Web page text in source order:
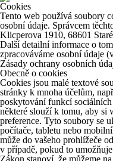
Cookies
Tento web používá soubory
osobní údaje. Správcem
Klicperova 1910, 68601
Další detailní informace o
zpracováváme osobní údaje
Zásady ochrany osobních
Obecně o cookies
Cookies jsou malé textové
stránky k mnoha účelům,
poskytování funkcí
některé slouží k tomu, aby si
preference. Tyto soubory se
počítače, tabletu nebo
může do vašeho prohlížeče
v případě, pokud to
Zákon stanoví, že můžeme